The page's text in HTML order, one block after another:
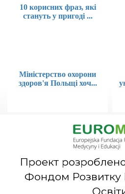
10 корисних фраз, які
стануть у пригоді ...
Міністерство охорони
здоров'я Польщі хоч...
Проект
Фондом